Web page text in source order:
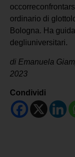
ordinario di
Bologna. Ha
degliuniversitari.
di Emanuela
2023
Condividi